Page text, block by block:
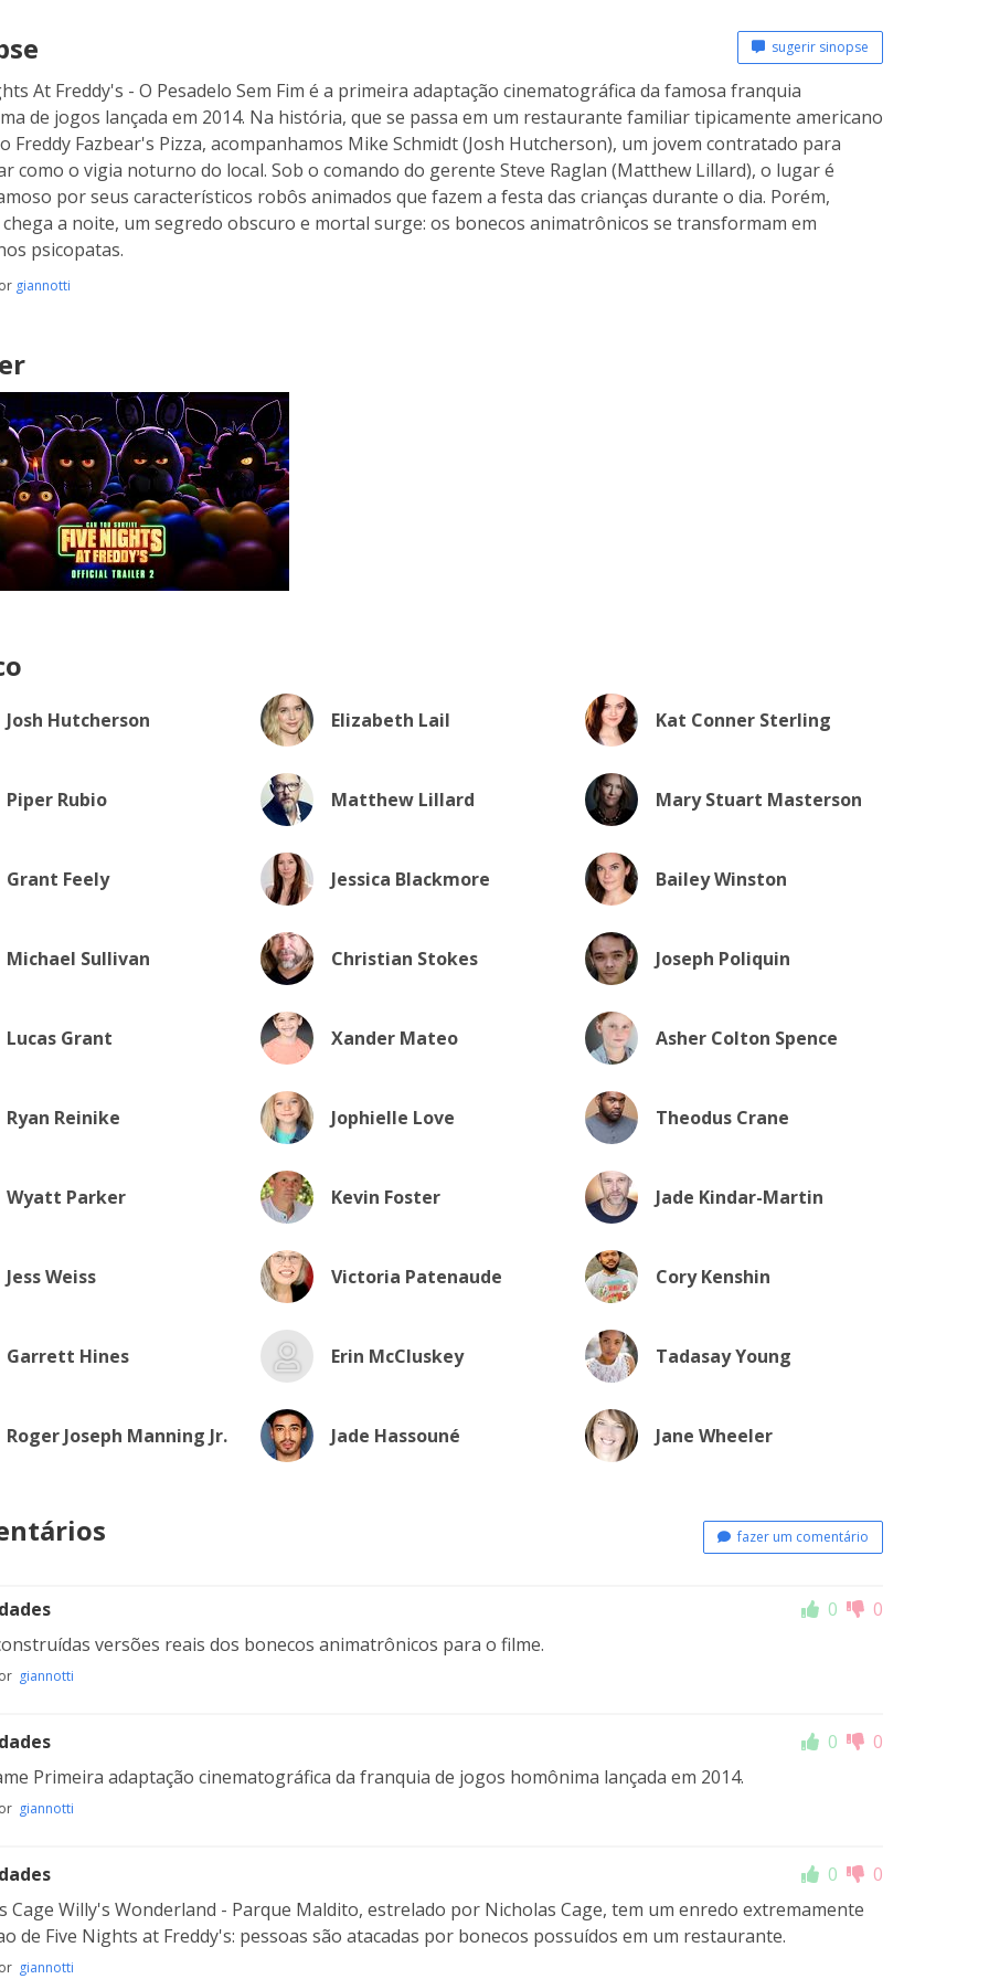
sugerir sinopse
At Freddy's - O Pesadelo Sem Fim é a primeira adaptação cinematográfica da famosa franquia
de jogos lançada em 2014. Na história, que se passa em um restaurante familiar tipicamente americano
Freddy Fazbear's Pizza, acompanhamos Mike Schmidt (Josh Hutcherson), um jovem contratado para
como o vigia noturno do local. Sob o comando do gerente Steve Raglan (Matthew Lillard), o lugar é
por seus característicos robôs animados que fazem a festa das crianças durante o dia. Porém,
a noite, um segredo obscuro e mortal surge: os bonecos animatrônicos se transformam em
psicopatas.
giannotti
Josh Hutcherson Elizabeth Lail Kat Conner Sterling
Piper Rubio Matthew Lillard Mary Stuart Masterson
Grant Feely Jessica Blackmore Bailey Winston
Michael Sullivan Christian Stokes Joseph Poliquin
Lucas Grant Xander Mateo Asher Colton Spence
Ryan Reinike Jophielle Love Theodus Crane
Wyatt Parker Kevin Foster Jade Kindar-Martin
Jess Weiss Victoria Patenaude Cory Kenshin
Garrett Hines Erin McCluskey Tadasay Young
Roger Joseph Manning Jr. Jade Hassouné Jane Wheeler
fazer um comentário
0
0
versões reais dos bonecos animatrônicos para o filme.
giannotti
0
0
Primeira adaptação cinematográfica da franquia de jogos homônima lançada em 2014.
giannotti
0
0
Cage Willy's Wonderland - Parque Maldito, estrelado por Nicholas Cage, tem um enredo extremamente
de Five Nights at Freddy's: pessoas são atacadas por bonecos possuídos em um restaurante.
giannotti